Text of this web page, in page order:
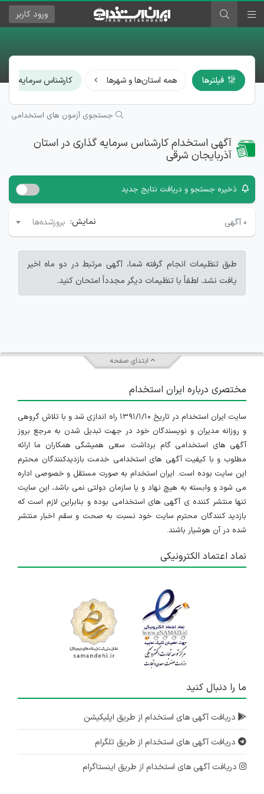
ورود کاربر
فیلترها همه استان‌ها و شهرها کارشناس سرمایه
جستجوی آزمون های استخدامی
آگهی استخدام کارشناس سرمایه گذاری در استان
آذربایجان شرقی
ذخیره جستجو و دریافت نتایج جدید
۰ آگهی نمایش: بروزشده‌ها
طبق تنظیمات انجام گرفته شما، آگهی مرتبط در دو ماه اخیر
یافت نشد. لطفاً با تنظیمات دیگر مجدداً امتحان کنید.
ابتدای صفحه
مختصری درباره ایران استخدام
سایت ایران استخدام در تاریخ ۱۳۹۱/۱/۱۰ راه اندازی شد و با تلاش گروهی
و روزانه مدیران و نویسندگان خود در جهت تبدیل شدن به مرجع بروز
آگهی های استخدامی گام برداشت. سعی همیشگی همکاران ما ارائه
مطلوب و با کیفیت آگهی های استخدامی خدمت بازدیدکنندگان محترم
این سایت بوده است. ایران استخدام به صورت مستقل و خصوصی اداره
می شود و وابسته به هیچ نهاد و یا سازمان دولتی نمی باشد، این سایت
تنها منتشر کننده ی آگهی های استخدامی بوده و بنابراین لازم است که
بازدید کنندگان محترم سایت خود نسبت به صحت و سقم اخبار منتشر
شده در آن هوشیار باشند.
نماد اعتماد الکترونیکی
ما را دنبال کنید
دریافت آگهی های استخدام از طریق اپلیکیشن
دریافت آگهی های استخدام از طریق تلگرام
دریافت آگهی های استخدام از طریق اینستاگرام